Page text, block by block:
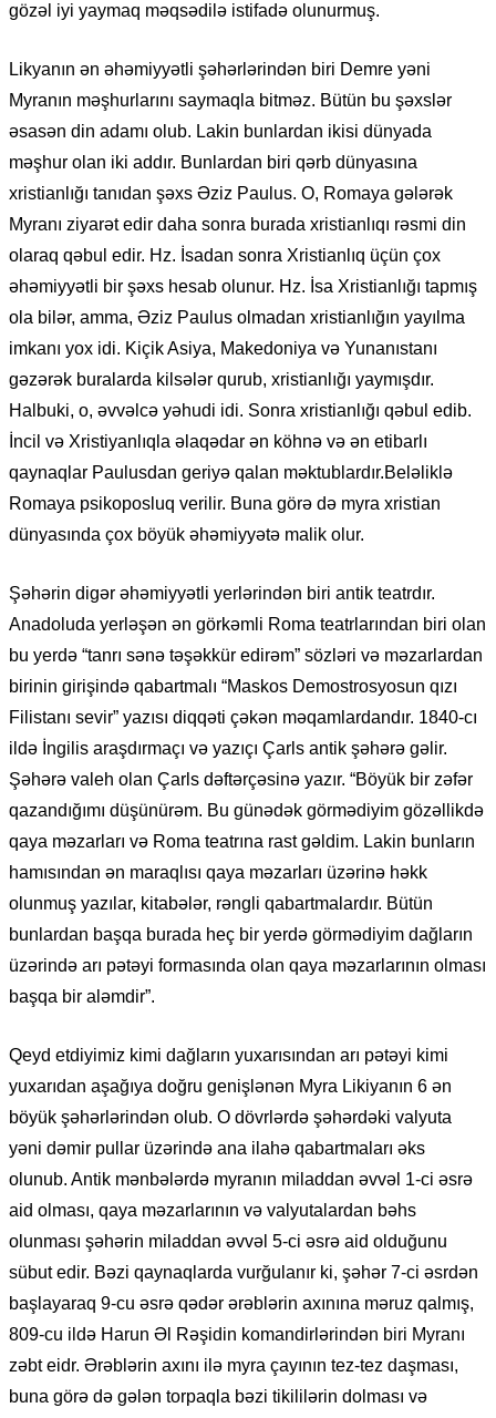
gözəl iyi yaymaq məqsədilə istifadə olunurmuş.
Likyanın ən əhəmiyyətli şəhərlərindən biri Demre yəni
Myranın məşhurlarını saymaqla bitməz. Bütün bu şəxslər
əsasən din adamı olub. Lakin bunlardan ikisi dünyada
məşhur olan iki addır. Bunlardan biri qərb dünyasına
xristianlığı tanıdan şəxs Əziz Paulus. O, Romaya gələrək
Myranı ziyarət edir daha sonra burada xristianlıqı rəsmi din
olaraq qəbul edir. Hz. İsadan sonra Xristianlıq üçün çox
əhəmiyyətli bir şəxs hesab olunur. Hz. İsa Xristianlığı tapmış
ola bilər, amma, Əziz Paulus olmadan xristianlığın yayılma
imkanı yox idi. Kiçik Asiya, Makedoniya və Yunanıstanı
gəzərək buralarda kilsələr qurub, xristianlığı yaymışdır.
Halbuki, o, əvvəlcə yəhudi idi. Sonra xristianlığı qəbul edib.
İncil və Xristiyanlıqla əlaqədar ən köhnə və ən etibarlı
qaynaqlar Paulusdan geriyə qalan məktublardır.Beləliklə
Romaya psikoposluq verilir. Buna görə də myra xristian
dünyasında çox böyük əhəmiyyətə malik olur.
Şəhərin digər əhəmiyyətli yerlərindən biri antik teatrdır.
Anadoluda yerləşən ən görkəmli Roma teatrlarından biri olan
bu yerdə “tanrı sənə təşəkkür edirəm” sözləri və məzarlardan
birinin girişində qabartmalı “Maskos Demostrosyosun qızı
Filistanı sevir” yazısı diqqəti çəkən məqamlardandır. 1840-cı
ildə İngilis araşdırmaçı və yazıçı Çarls antik şəhərə gəlir.
Şəhərə valeh olan Çarls dəftərçəsinə yazır. “Böyük bir zəfər
qazandığımı düşünürəm. Bu günədək görmədiyim gözəllikdə
qaya məzarları və Roma teatrına rast gəldim. Lakin bunların
hamısından ən maraqlısı qaya məzarları üzərinə həkk
olunmuş yazılar, kitabələr, rəngli qabartmalardır. Bütün
bunlardan başqa burada heç bir yerdə görmədiyim dağların
üzərində arı pətəyi formasında olan qaya məzarlarının olması
başqa bir aləmdir”.
Qeyd etdiyimiz kimi dağların yuxarısından arı pətəyi kimi
yuxarıdan aşağıya doğru genişlənən Myra Likiyanın 6 ən
böyük şəhərlərindən olub. O dövrlərdə şəhərdəki valyuta
yəni dəmir pullar üzərində ana ilahə qabartmaları əks
olunub. Antik mənbələrdə myranın miladdan əvvəl 1-ci əsrə
aid olması, qaya məzarlarının və valyutalardan bəhs
olunması şəhərin miladdan əvvəl 5-ci əsrə aid olduğunu
sübut edir. Bəzi qaynaqlarda vurğulanır ki, şəhər 7-ci əsrdən
başlayaraq 9-cu əsrə qədər ərəblərin axınına məruz qalmış,
809-cu ildə Harun Əl Rəşidin komandirlərindən biri Myranı
zəbt eidr. Ərəblərin axını ilə myra çayının tez-tez daşması,
buna görə də gələn torpaqla bəzi tikililərin dolması və